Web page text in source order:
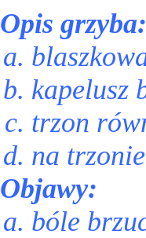
Opis grzyba:
kapelusz
trzon
na
Objawy:
bóle